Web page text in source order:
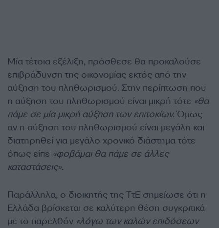
Μία τέτοια εξέλιξη, πρόσθεσε θα προκαλούσε
επιβράδυνση της οικονομίας εκτός από την
αύξηση του πληθωρισμού. Στην περίπτωση που
η αύξηση του πληθωρισμού είναι μικρή τότε «θα
πάμε σε μία μικρή αύξηση των επιτοκίων.Όμως
αν η αύξηση του πληθωρισμού είναι μεγάλη και
διατηρηθεί για μεγάλο χρονικό διάστημα τότε
όπως είπε «φοβάμαι θα πάμε σε άλλες
καταστάσεις».
Παράλληλα, ο διοικητής της ΤτΕ σημείωσε ότι η
Ελλάδα βρίσκεται σε καλύτερη θέση συγκριτικά
με το παρελθόν «λόγω των καλών επιδόσεων